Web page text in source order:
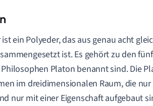
ein Polyeder, das aus genau acht
ist. Es gehört zu den
Platon benannt sind. Die
im dreidimensionalen Raum, die
nur mit einer Eigenschaft aufgebaut